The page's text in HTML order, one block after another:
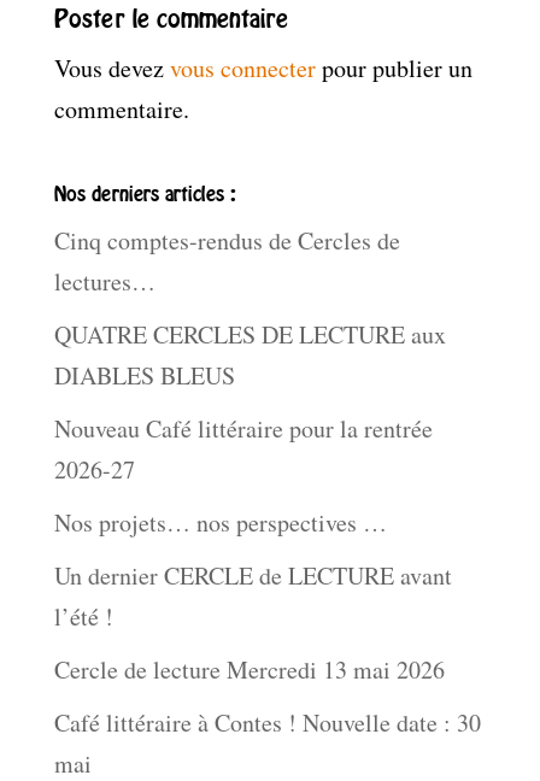
Poster le commentaire
Vous devezvous connecterpour publier un
commentaire.
Nos derniers articles :
Cinq comptes-rendus de Cercles de
lectures…
QUATRE CERCLES DE LECTURE aux
DIABLES BLEUS
Nouveau Café littéraire pour la rentrée
2026-27
Nos projets… nos perspectives …
Un dernier CERCLE de LECTURE avant
l’été !
Cercle de lecture Mercredi 13 mai 2026
Café littéraire à Contes ! Nouvelle date : 30
mai